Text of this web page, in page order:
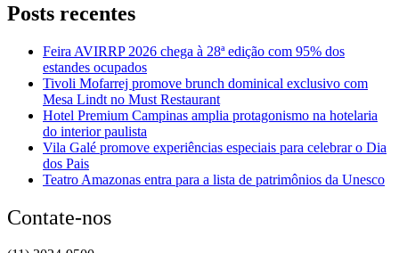
Posts recentes
Feira AVIRRP 2026 chega à 28ª edição com 95% dos
estandes ocupados
Tivoli Mofarrej promove brunch dominical exclusivo com
Mesa Lindt no Must Restaurant
Hotel Premium Campinas amplia protagonismo na hotelaria
do interior paulista
Vila Galé promove experiências especiais para celebrar o Dia
dos Pais
Teatro Amazonas entra para a lista de patrimônios da Unesco
Contate-nos